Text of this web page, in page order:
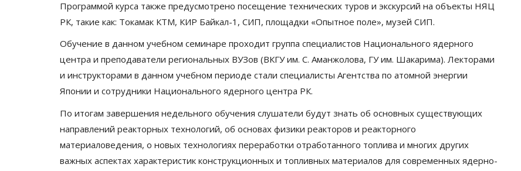
Программой курса также предусмотрено посещение технических туров и экскурсий на объекты НЯЦ
РК, такие как: Токамак КТМ, КИР Байкал-1, СИП, площадки «Опытное поле», музей СИП.
Обучение в данном учебном семинаре проходит группа специалистов Национального ядерного
центра и преподаватели региональных ВУЗов (ВКГУ им. С. Аманжолова, ГУ им. Шакарима). Лекторами
и инструкторами в данном учебном периоде стали специалисты Агентства по атомной энергии
Японии и сотрудники Национального ядерного центра РК.
По итогам завершения недельного обучения слушатели будут знать об основных существующих
направлений реакторных технологий, об основах физики реакторов и реакторного
материаловедения, о новых технологиях переработки отработанного топлива и многих других
важных аспектах характеристик конструкционных и топливных материалов для современных ядерно-